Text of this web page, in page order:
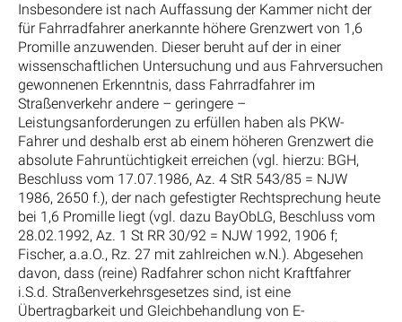
Insbesondere ist nach Auffassung der Kammer nicht der
für Fahrradfahrer anerkannte höhere Grenzwert von 1,6
Promille anzuwenden. Dieser beruht auf der in einer
wissenschaftlichen Untersuchung und aus Fahrversuchen
gewonnenen Erkenntnis, dass Fahrradfahrer im
Straßenverkehr andere – geringere –
Leistungsanforderungen zu erfüllen haben als PKW-
Fahrer und deshalb erst ab einem höheren Grenzwert die
absolute Fahruntüchtigkeit erreichen (vgl. hierzu: BGH,
Beschluss vom 17.07.1986, Az. 4 StR 543/85 = NJW
1986, 2650 f.), der nach gefestigter Rechtsprechung heute
bei 1,6 Promille liegt (vgl. dazu BayObLG, Beschluss vom
28.02.1992, Az. 1 St RR 30/92 = NJW 1992, 1906 f;
Fischer, a.a.O., Rz. 27 mit zahlreichen w.N.). Abgesehen
davon, dass (reine) Radfahrer schon nicht Kraftfahrer
i.S.d. Straßenverkehrsgesetzes sind, ist eine
Übertragbarkeit und Gleichbehandlung von E-